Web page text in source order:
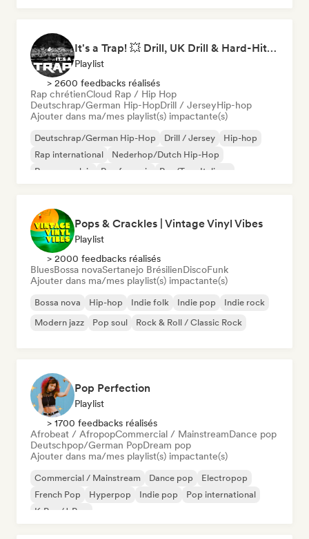
It's a Trap! 💥 Drill, UK Drill & Hard-Hitting Trap
Playlist
> 2600 feedbacks réalisés
Rap chrétienCloud Rap / Hip Hop
Deutschrap/German Hip-HopDrill / JerseyHip-hop
Ajouter dans ma/mes playlist(s) impactante(s)
Deutschrap/German Hip-Hop Drill / Jersey
Hip-hop
Rap international
Nederhop/Dutch Hip-Hop
Rap en anglais
Rap francais Rap/Trap Italiano
Pops & Crackles | Vintage Vinyl Vibes
Playlist
> 2000 feedbacks réalisés
BluesBossa novaSertanejo BrésilienDiscoFunk
Ajouter dans ma/mes playlist(s) impactante(s)
Bossa nova Hip-hop Indie folk Indie pop
Indie rock
Modern jazz
Pop soul Rock & Roll / Classic Rock
Pop Perfection
Playlist
> 1700 feedbacks réalisés
Afrobeat / AfropopCommercial / MainstreamDance pop
Deutschpop/German PopDream pop
Ajouter dans ma/mes playlist(s) impactante(s)
Commercial / Mainstream Dance pop
Electropop
French Pop
Hyperpop Indie pop
Pop international
K-Pop/J-Pop